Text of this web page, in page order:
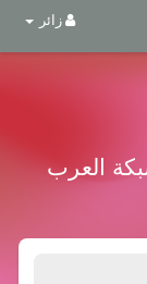
زائر
العرب